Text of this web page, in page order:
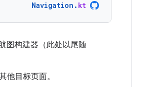
Navigation . kt
图构建器（此处以尾随
他目标页面。